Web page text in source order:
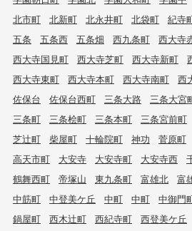
北市町
北新町 北永井町 北袋町 紀寺
五条
五条西 五条畑 西九条町 西大寺
西大寺国見町
西大寺芝町 西大寺新町
西大寺東町
西大寺本町 西大寺南町 西
佐保台
佐保台西町 三条大路 三条大宮
三条町
三条桧町 三条本町 三条宮前町
芝辻町
柴屋町 十輪院町 神功 菅原町
高天市町
大安寺 大安寺町 大安寺西
鶴舞西町
帝塚山 東九条町 富雄北 富
中筋町
中登美ケ丘 中町 中町 中御門
鍋屋町
西木辻町 西紀寺町 西登美ケ丘